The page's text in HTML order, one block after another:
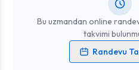
Bu uzmandan online
takvimi
Randevu
Kişisel verilerimin işlenmesine